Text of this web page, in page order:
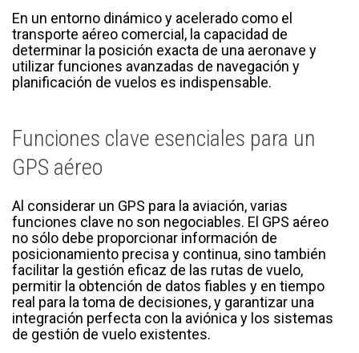
En un entorno dinámico y acelerado como el
transporte aéreo comercial, la capacidad de
determinar la posición exacta de una aeronave y
utilizar funciones avanzadas de navegación y
planificación de vuelos es indispensable.
Funciones clave esenciales para un
GPS aéreo
Al considerar un GPS para la aviación, varias
funciones clave no son negociables. El GPS aéreo
no sólo debe proporcionar información de
posicionamiento precisa y continua, sino también
facilitar la gestión eficaz de las rutas de vuelo,
permitir la obtención de datos fiables y en tiempo
real para la toma de decisiones, y garantizar una
integración perfecta con la aviónica y los sistemas
de gestión de vuelo existentes.